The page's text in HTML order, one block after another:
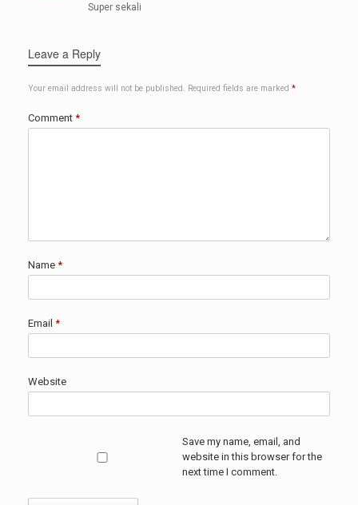
Super sekali
Leave a Reply
Your email address will not be published. Required fields are marked *
Comment *
Name *
Email *
Website
Save my name, email, and
website in this browser for the
next time I comment.